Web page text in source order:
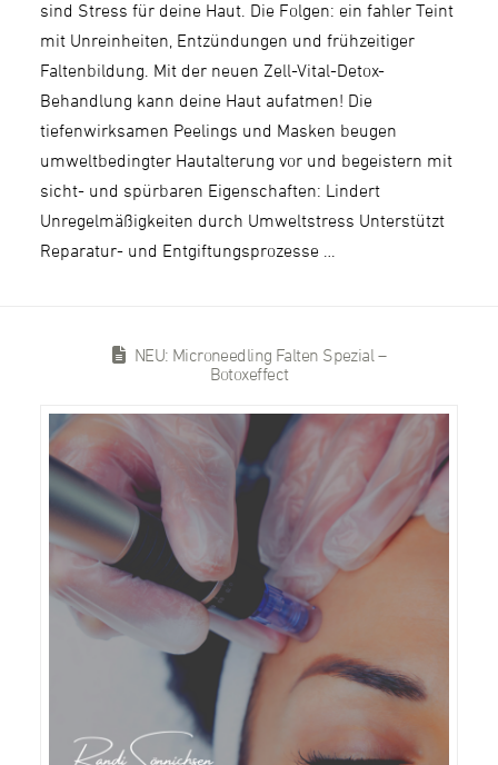
sind Stress für deine Haut. Die Folgen: ein fahler Teint
mit Unreinheiten, Entzündungen und frühzeitiger
Faltenbildung. Mit der neuen Zell-Vital-Detox-
Behandlung kann deine Haut aufatmen! Die
tiefenwirksamen Peelings und Masken beugen
umweltbedingter Hautalterung vor und begeistern mit
sicht- und spürbaren Eigenschaften: Lindert
Unregelmäßigkeiten durch Umweltstress Unterstützt
Reparatur- und Entgiftungsprozesse …
NEU: Microneedling Falten Spezial –
Botoxeffect